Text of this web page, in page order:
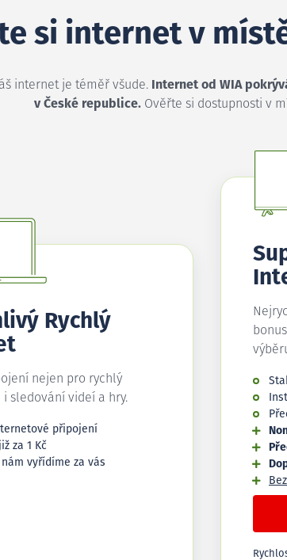
si internet v
internet je téměř všude.
Internet od WIA
v České republice.Ověřte si dostupnosti v
Rychlý
nejen pro rychlý
sledování videí a hry.
připojení
za 1 Kč
nám vyřídíme za vás